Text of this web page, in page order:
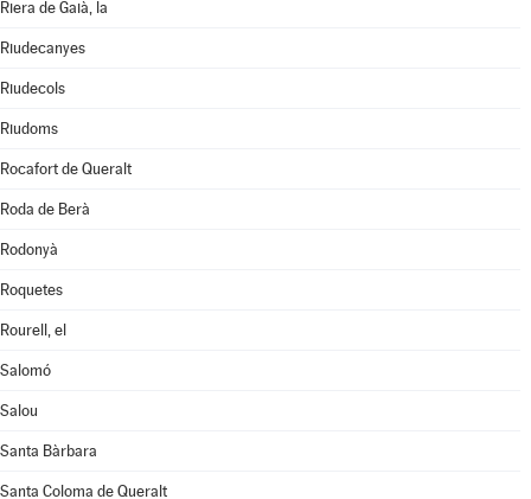
Riera de Gaià, la
Riudecanyes
Riudecols
Riudoms
Rocafort de Queralt
Roda de Berà
Rodonyà
Roquetes
Rourell, el
Salomó
Salou
Santa Bàrbara
Santa Coloma de Queralt